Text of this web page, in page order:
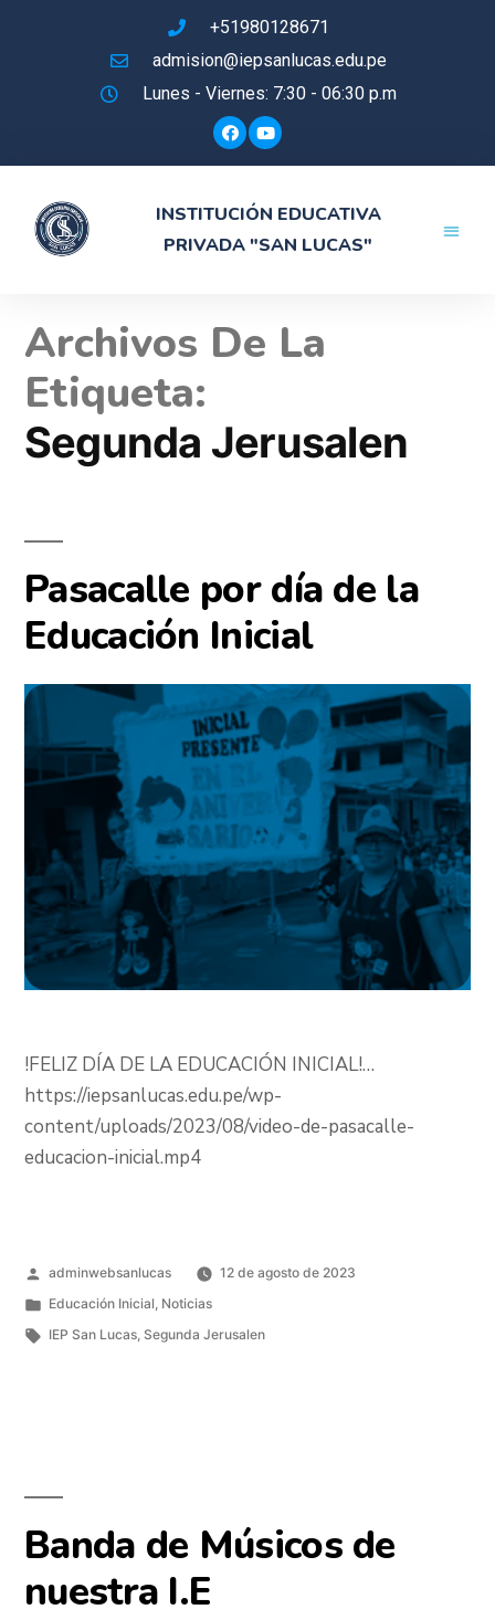
+51980128671
admision@iepsanlucas.edu.pe
Lunes - Viernes: 7:30 - 06:30 p.m
INSTITUCIÓN EDUCATIVA
PRIVADA "SAN LUCAS"
Archivos De La
Etiqueta:
Segunda Jerusalen
Pasacalle por día de la
Educación Inicial
!FELIZ DÍA DE LA EDUCACIÓN INICIAL!…
https://iepsanlucas.edu.pe/wp-
content/uploads/2023/08/video-de-pasacalle-
educacion-inicial.mp4
adminwebsanlucas
12 de agosto de 2023
Educación Inicial, Noticias
IEP San Lucas, Segunda Jerusalen
Banda de Músicos de
nuestra I.E